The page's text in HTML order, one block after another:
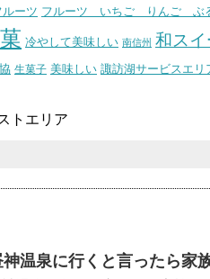
ルーツ フルーツ いちご りんご ぶ
冷やして美味しい 南信州 和スイ
生菓子 美味しい 諏訪湖サービスエリ
トエリア
神温泉に行くと言ったら家